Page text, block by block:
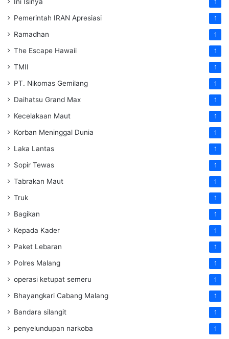
1
Pemerintah IRAN Apresiasi 1
Ramadhan 1
The Escape Hawaii 1
TMII 1
PT. Nikomas Gemilang 1
Daihatsu Grand Max 1
Kecelakaan Maut 1
Korban Meninggal Dunia 1
Laka Lantas 1
Sopir Tewas 1
Tabrakan Maut 1
Truk 1
Bagikan 1
Kepada Kader 1
Paket Lebaran 1
Polres Malang 1
operasi ketupat semeru 1
Bhayangkari Cabang Malang 1
Bandara silangit 1
penyelundupan narkoba 1